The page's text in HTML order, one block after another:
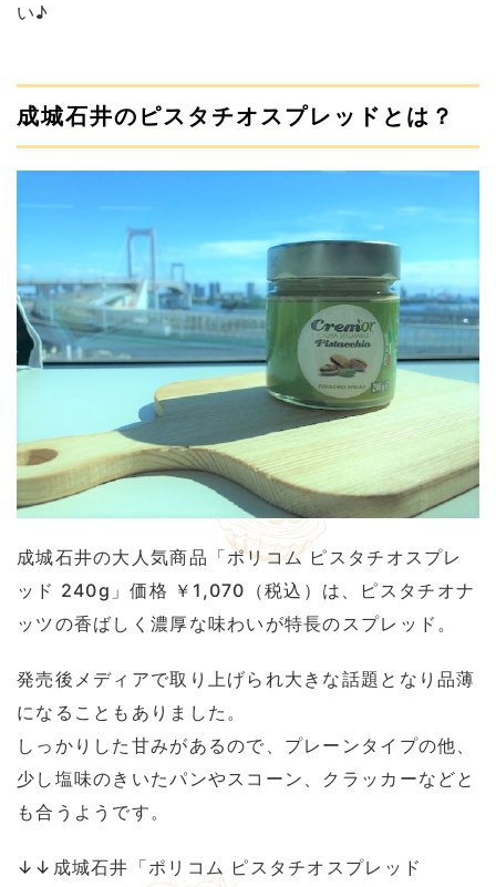
い♪
成城石井のピスタチオスプレッドとは？
成城石井の大人気商品「ポリコム ピスタチオスプレ
ッド 240g」価格 ￥1,070（税込）は、ピスタチオナ
ッツの香ばしく濃厚な味わいが特長のスプレッド。
発売後メディアで取り上げられ大きな話題となり品薄
になることもありました。
しっかりした甘みがあるので、プレーンタイプの他、
少し塩味のきいたパンやスコーン、クラッカーなどと
も合うようです。
↓↓成城石井「ポリコム ピスタチオスプレッド